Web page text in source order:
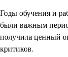
Годы обучения и
были важным
получила ценный
критиков.